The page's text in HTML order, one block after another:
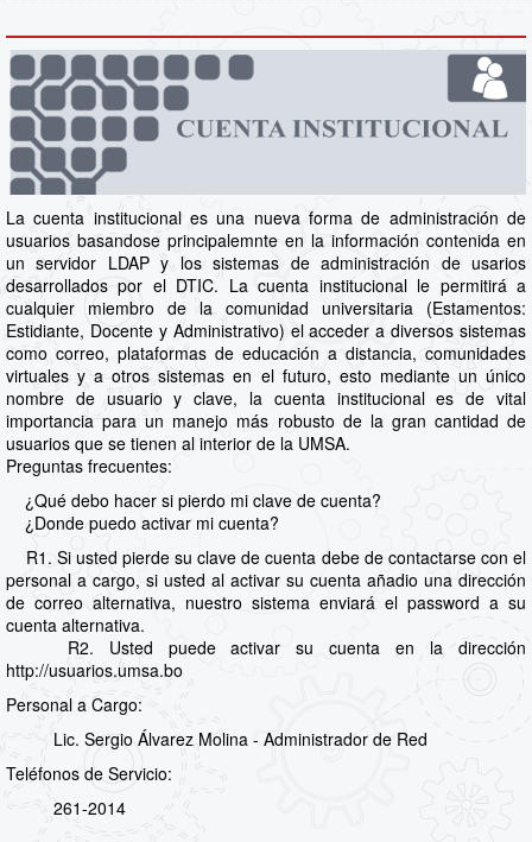
La cuenta institucional es una nueva forma de administración de
usuarios basandose principalemnte en la información contenida en
un servidor LDAP y los sistemas de administración de usarios
desarrollados por el DTIC. La cuenta institucional le permitirá a
cualquier miembro de la comunidad universitaria (Estamentos:
Estidiante, Docente y Administrativo) el acceder a diversos sistemas
como correo, plataformas de educación a distancia, comunidades
virtuales y a otros sistemas en el futuro, esto mediante un único
nombre de usuario y clave, la cuenta institucional es de vital
importancia para un manejo más robusto de la gran cantidad de
usuarios que se tienen al interior de la UMSA.
Preguntas frecuentes:
¿Qué debo hacer si pierdo mi clave de cuenta?
¿Donde puedo activar mi cuenta?
R1. Si usted pierde su clave de cuenta debe de contactarse con el
personal a cargo, si usted al activar su cuenta añadio una dirección
de correo alternativa, nuestro sistema enviará el password a su
cuenta alternativa.
R2. Usted puede activar su cuenta en la dirección
http://usuarios.umsa.bo
Personal a Cargo:
Lic. Sergio Álvarez Molina - Administrador de Red
Teléfonos de Servicio:
261-2014